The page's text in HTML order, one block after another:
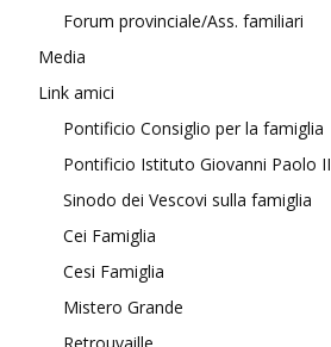
Forum provinciale/Ass. familiari
Media
Link amici
Pontificio Consiglio per la famiglia
Pontificio Istituto Giovanni Paolo II
Sinodo dei Vescovi sulla famiglia
Cei Famiglia
Cesi Famiglia
Mistero Grande